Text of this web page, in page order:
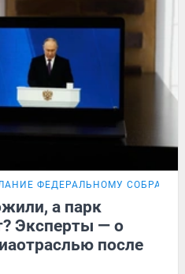
ФЕДЕРАЛЬНОМУ
а парк
Эксперты — о
после